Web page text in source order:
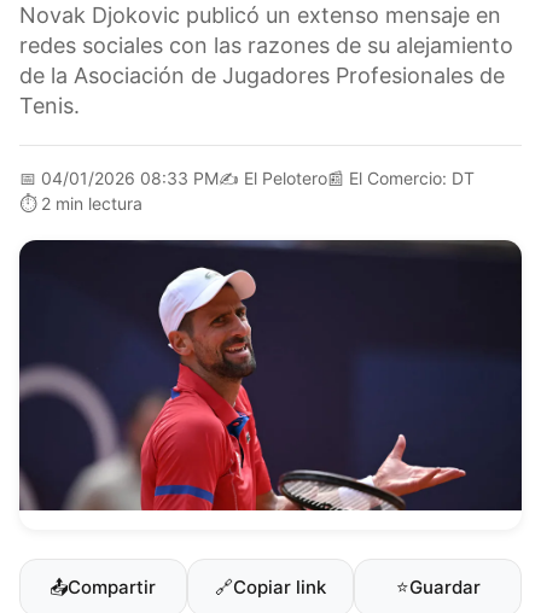
Novak Djokovic publicó un extenso mensaje en
redes sociales con las razones de su alejamiento
de la Asociación de Jugadores Profesionales de
Tenis.
📅 04/01/2026 08:33 PM✍️ El Pelotero📰 El Comercio: DT
⏱️ 2 min lectura
📤Compartir 🔗Copiar link ⭐Guardar